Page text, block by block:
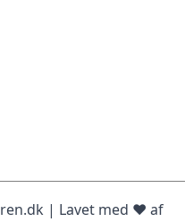
| Lavet med ♥️ af